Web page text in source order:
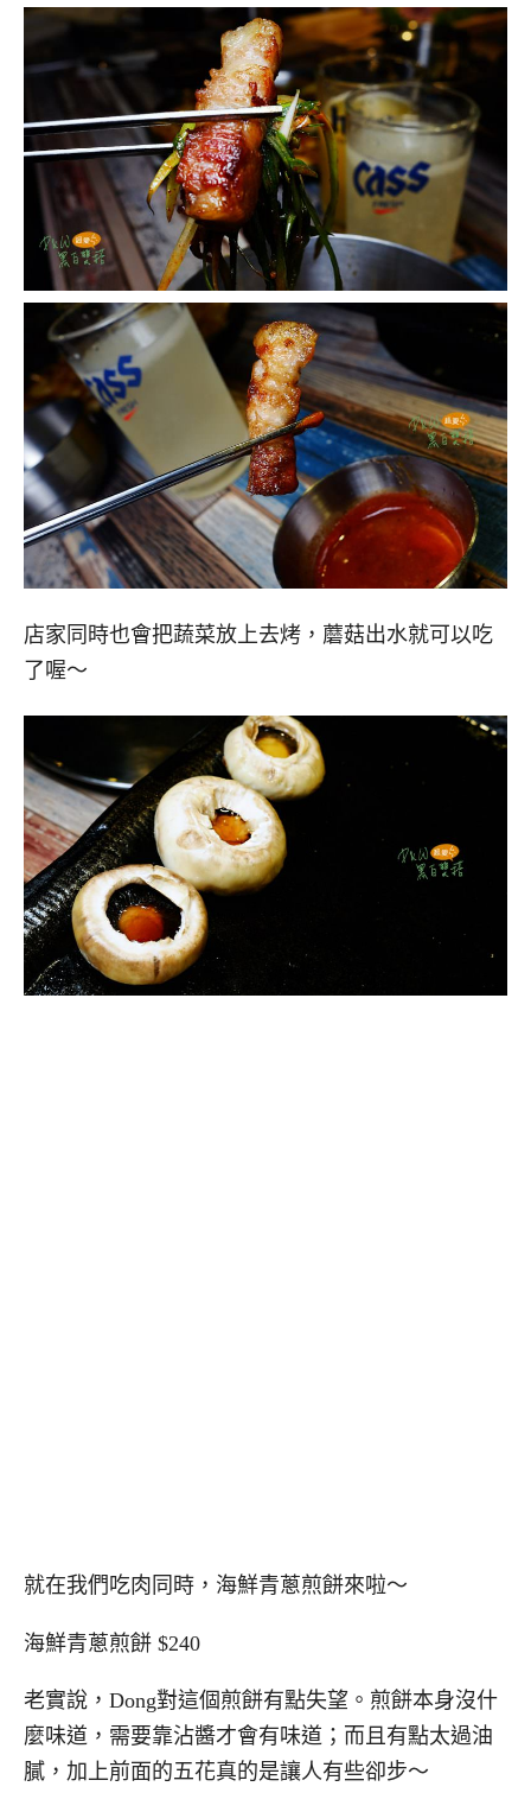
店家同時也會把蔬菜放上去烤，蘑菇出水就可以吃
了喔～
就在我們吃肉同時，海鮮青蔥煎餅來啦～
海鮮青蔥煎餅 $240
老實說，Dong對這個煎餅有點失望。煎餅本身沒什
麼味道，需要靠沾醬才會有味道；而且有點太過油
膩，加上前面的五花真的是讓人有些卻步～